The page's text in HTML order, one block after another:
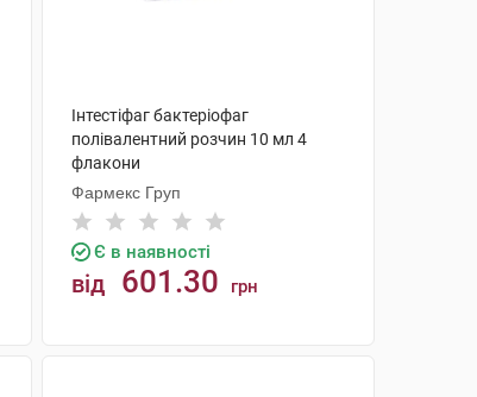
Інтестіфаг бактеріофаг
полівалентний розчин 10 мл 4
флакони
Фармекс Груп
Є в наявності
від 601.30 грн